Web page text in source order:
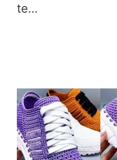
te…